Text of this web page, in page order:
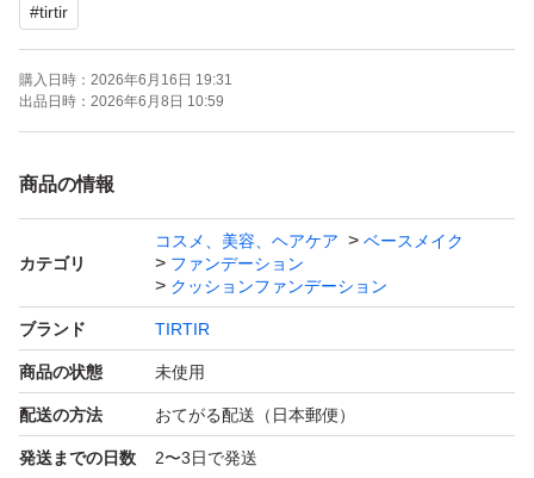
上記に対してご理解のある方のみのご購入よろしくお願い
いたします。神経質な方はご遠慮くださいませ。
お値下げ不可。コメントなしの即購入OKです。
クッションファンデーション
#tirtir
購入日時： 2026年6月16日 19:31
出品日時： 2026年6月8日 10:59
商品の情報
カテゴリ
コスメ、美容、ヘアケア
ベースメイク
ファンデーション
クッションファンデーション
ブランド TIRTIR
商品の状態 未使用
配送の方法 おてがる配送（日本郵便）
発送までの日数 2〜3日で発送